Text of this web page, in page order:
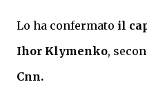
Lo ha confermato il
Ihor Klymenko,
Cnn.